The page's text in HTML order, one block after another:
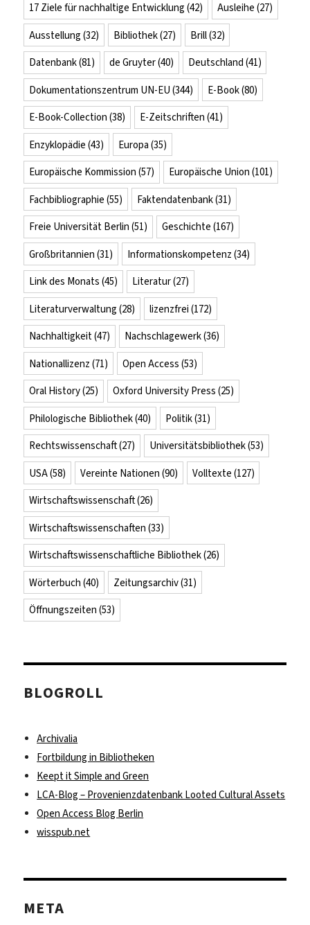
17 Ziele für nachhaltige Entwicklung (42) Ausleihe (27)
Ausstellung (32) Bibliothek(27) Brill(32)
Datenbank(81) de Gruyter(40) Deutschland (41)
Dokumentationszentrum UN-EU (344) E-Book(80)
E-Book-Collection (38) E-Zeitschriften (41)
Enzyklopädie (43) Europa (35)
Europäische Kommission (57) Europäische Union (101)
Fachbibliographie (55) Faktendatenbank(31)
Freie Universität Berlin (51) Geschichte (167)
Großbritannien (31) Informationskompetenz (34)
Link des Monats (45) Literatur(27)
Literaturverwaltung (28) lizenzfrei (172)
Nachhaltigkeit(47) Nachschlagewerk(36)
Nationallizenz (71) Open Access (53)
Oral History(25) Oxford University Press (25)
Philologische Bibliothek(40) Politik(31)
Rechtswissenschaft(27) Universitätsbibliothek(53)
USA(58) Vereinte Nationen (90) Volltexte (127)
Wirtschaftswissenschaft(26)
Wirtschaftswissenschaften (33)
Wirtschaftswissenschaftliche Bibliothek(26)
Wörterbuch (40) Zeitungsarchiv(31)
Öffnungszeiten (53)
BLOGROLL
Archivalia
Fortbildung in Bibliotheken
Keept it Simple and Green
LCA-Blog – Provenienzdatenbank Looted Cultural Assets
Open Access Blog Berlin
wisspub.net
META